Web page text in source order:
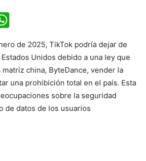
de 2025, TikTok podría dejar de
Unidos debido a una ley que
china, ByteDance, vender la
una prohibición total en el país. Esta
sobre la seguridad
de datos de los usuarios